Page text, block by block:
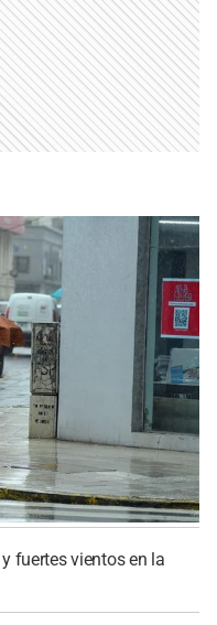
fuertes vientos en la